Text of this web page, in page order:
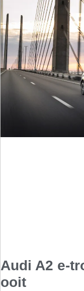
Audi A2 e-
ooit